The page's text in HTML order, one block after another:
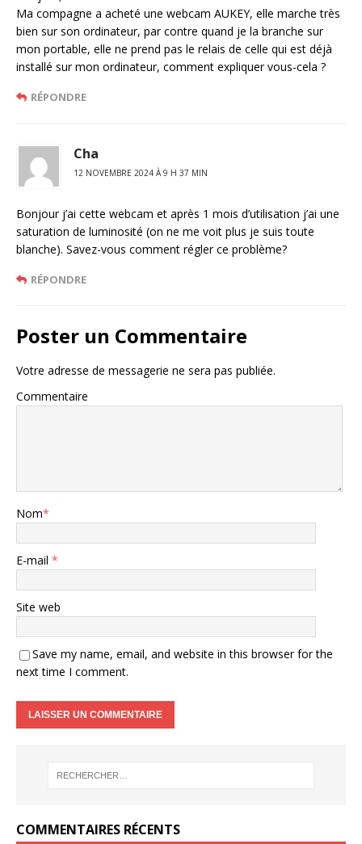
Ma compagne a acheté une webcam AUKEY, elle marche très
bien sur son ordinateur, par contre quand je la branche sur
mon portable, elle ne prend pas le relais de celle qui est déjà
installé sur mon ordinateur, comment expliquer vous-cela ?
RÉPONDRE
Cha
12 NOVEMBRE 2024 À 9 H 37 MIN
Bonjour j’ai cette webcam et après 1 mois d’utilisation j’ai une
saturation de luminosité (on ne me voit plus je suis toute
blanche). Savez-vous comment régler ce problème?
RÉPONDRE
Poster un Commentaire
Votre adresse de messagerie ne sera pas publiée.
Commentaire
Nom*
E-mail *
Site web
Save my name, email, and website in this browser for the
next time I comment.
COMMENTAIRES RÉCENTS